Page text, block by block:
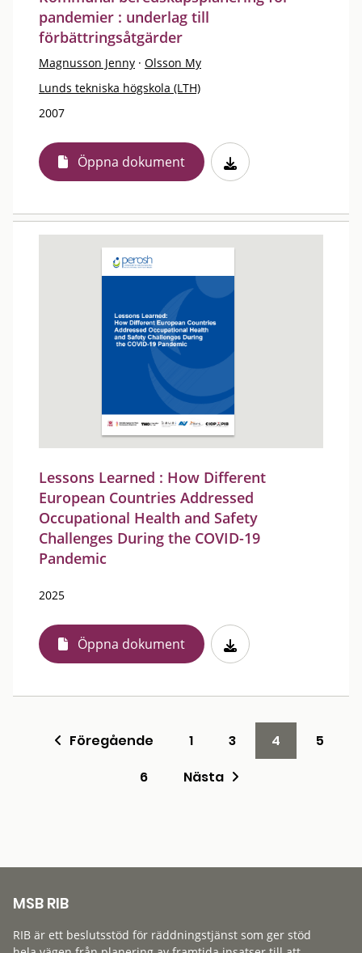
pandemier : underlag till
förbättringsåtgärder
Magnusson Jenny · Olsson My
Lunds tekniska högskola (LTH)
2007
Öppna dokument
Lessons Learned : How Different
European Countries Addressed
Occupational Health and Safety
Challenges During the COVID-19
Pandemic
2025
Öppna dokument
Föregående 1 3 4
5
6
Nästa
MSB RIB
RIB är ett beslutsstöd för räddningstjänst som ger stöd